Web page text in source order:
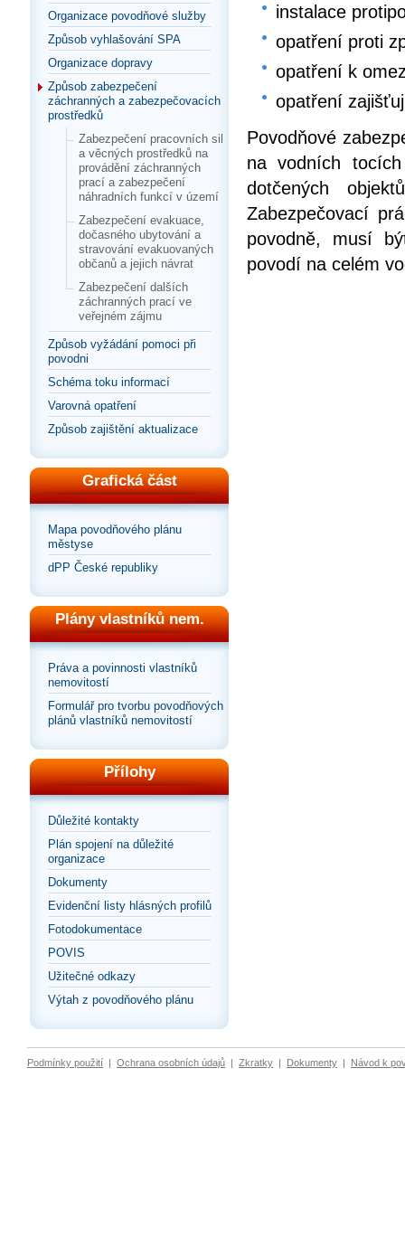
Organizace povodňové služby
Způsob vyhlašování SPA
Organizace dopravy
Způsob zabezpečení
záchranných a zabezpečovacích
prostředků
Zabezpečení pracovních sil
a věcných prostředků na
provádění záchranných
prací a zabezpečení
náhradních funkcí v území
Zabezpečení evakuace,
dočasného ubytování a
stravování evakuovaných
občanů a jejich návrat
Zabezpečení dalších
záchranných prací ve
veřejném zájmu
Způsob vyžádání pomoci při
povodni
Schéma toku informací
Varovná opatření
Způsob zajištění aktualizace
Grafická část
Mapa povodňového plánu
městyse
dPP České republiky
Plány vlastníků nem.
Práva a povinnosti vlastníků
nemovitostí
Formulář pro tvorbu povodňových
plánů vlastníků nemovitostí
Přílohy
Důležité kontakty
Plán spojení na důležité
organizace
Dokumenty
Evidenční listy hlásných profilů
Fotodokumentace
POVIS
Užitečné odkazy
Výtah z povodňového plánu
instalace
opatření proti
opatření k
opatření
Povodňové
na vodních
dotčených
Zabezpečovací
povodně, musí
povodí na celém
Podmínky použití | Ochrana osobních údajů | Zkratky | Dokumenty | Návod k